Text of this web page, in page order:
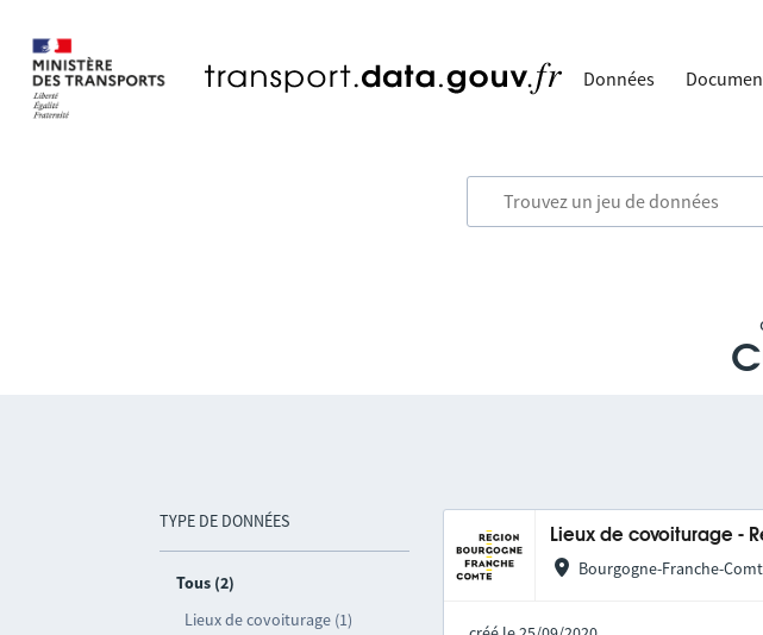
Données
TYPE DE DONNÉES
Tous (2)
Lieux de covoiturage (1)
Lieux de covoiturage -
Bourgogne-Franche-